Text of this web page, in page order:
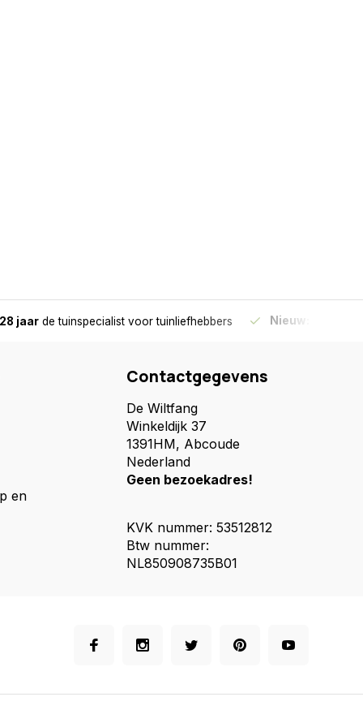
28 jaar de tuinspecialist voor tuinliefhebbers Nieuw:
en
Contactgegevens
De Wiltfang
Winkeldijk 37
1391HM, Abcoude
Nederland
Geen bezoekadres!
KVK nummer: 53512812
Btw nummer:
NL850908735B01